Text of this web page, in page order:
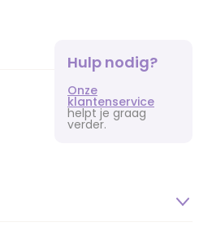
Hulp nodig?
Onze
klantenservice
helpt je graag
verder.